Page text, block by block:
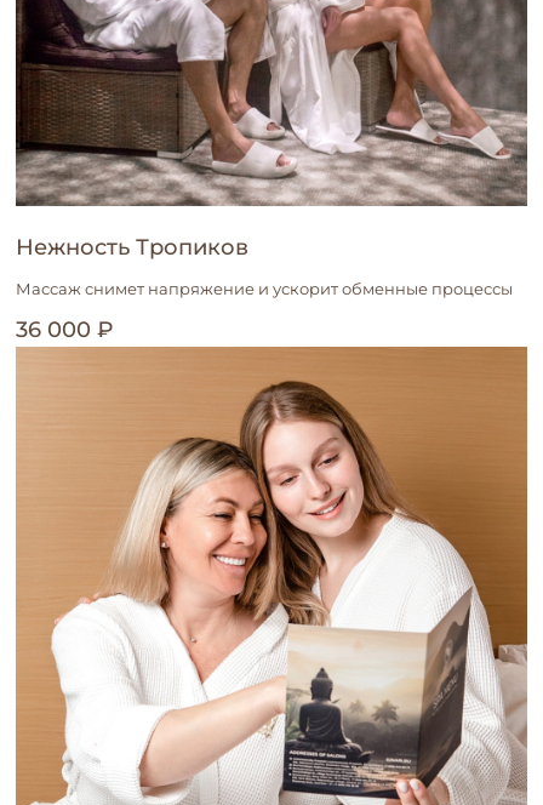
Нежность Тропиков
Массаж снимет напряжение и ускорит обменные процессы
36 000 ₽